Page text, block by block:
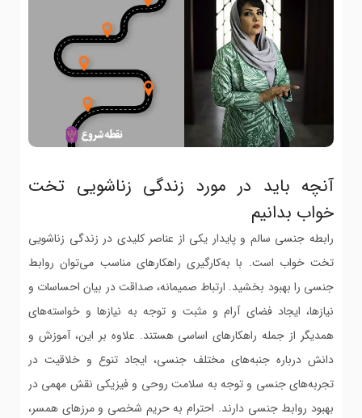
آنچه باید در مورد زندگی زناشویی تخت
خواب بدانیم
رابطه جنسی سالم و پایدار یکی از عناصر کلیدی در زندگی زناشویی
تخت خواب است. با به‌کارگیری راهکارهای مناسب می‌توان روابط
جنسی را بهبود بخشید. ارتباط صمیمانه، صداقت در بیان احساسات و
نیازها، ایجاد فضای آرام و مثبت و توجه به نیازها و خواسته‌های
همدیگر از جمله راهکارهای اساسی هستند. علاوه بر این، آموزش و
دانش درباره جنبه‌های مختلف جنسی، ایجاد تنوع و خلاقیت در
تجربه‌های جنسی و توجه به سلامت روحی و فیزیکی نقش مهمی در
بهبود روابط جنسی دارند. احترام به حریم شخصی و مرزهای همسر،